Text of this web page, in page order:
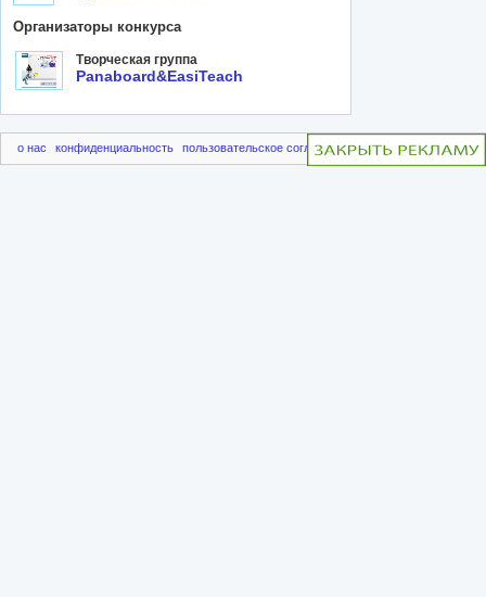
Организаторы конкурса
Творческая группа
Panaboard&EasiTeach
о нас конфиденциальность пользовательское соглашение чаво пригласить